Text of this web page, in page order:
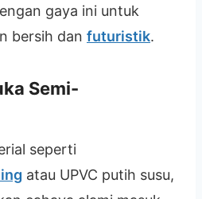
gaya ini untuk
bersih dan futuristik.
Semi-
seperti
atau UPVC putih susu,